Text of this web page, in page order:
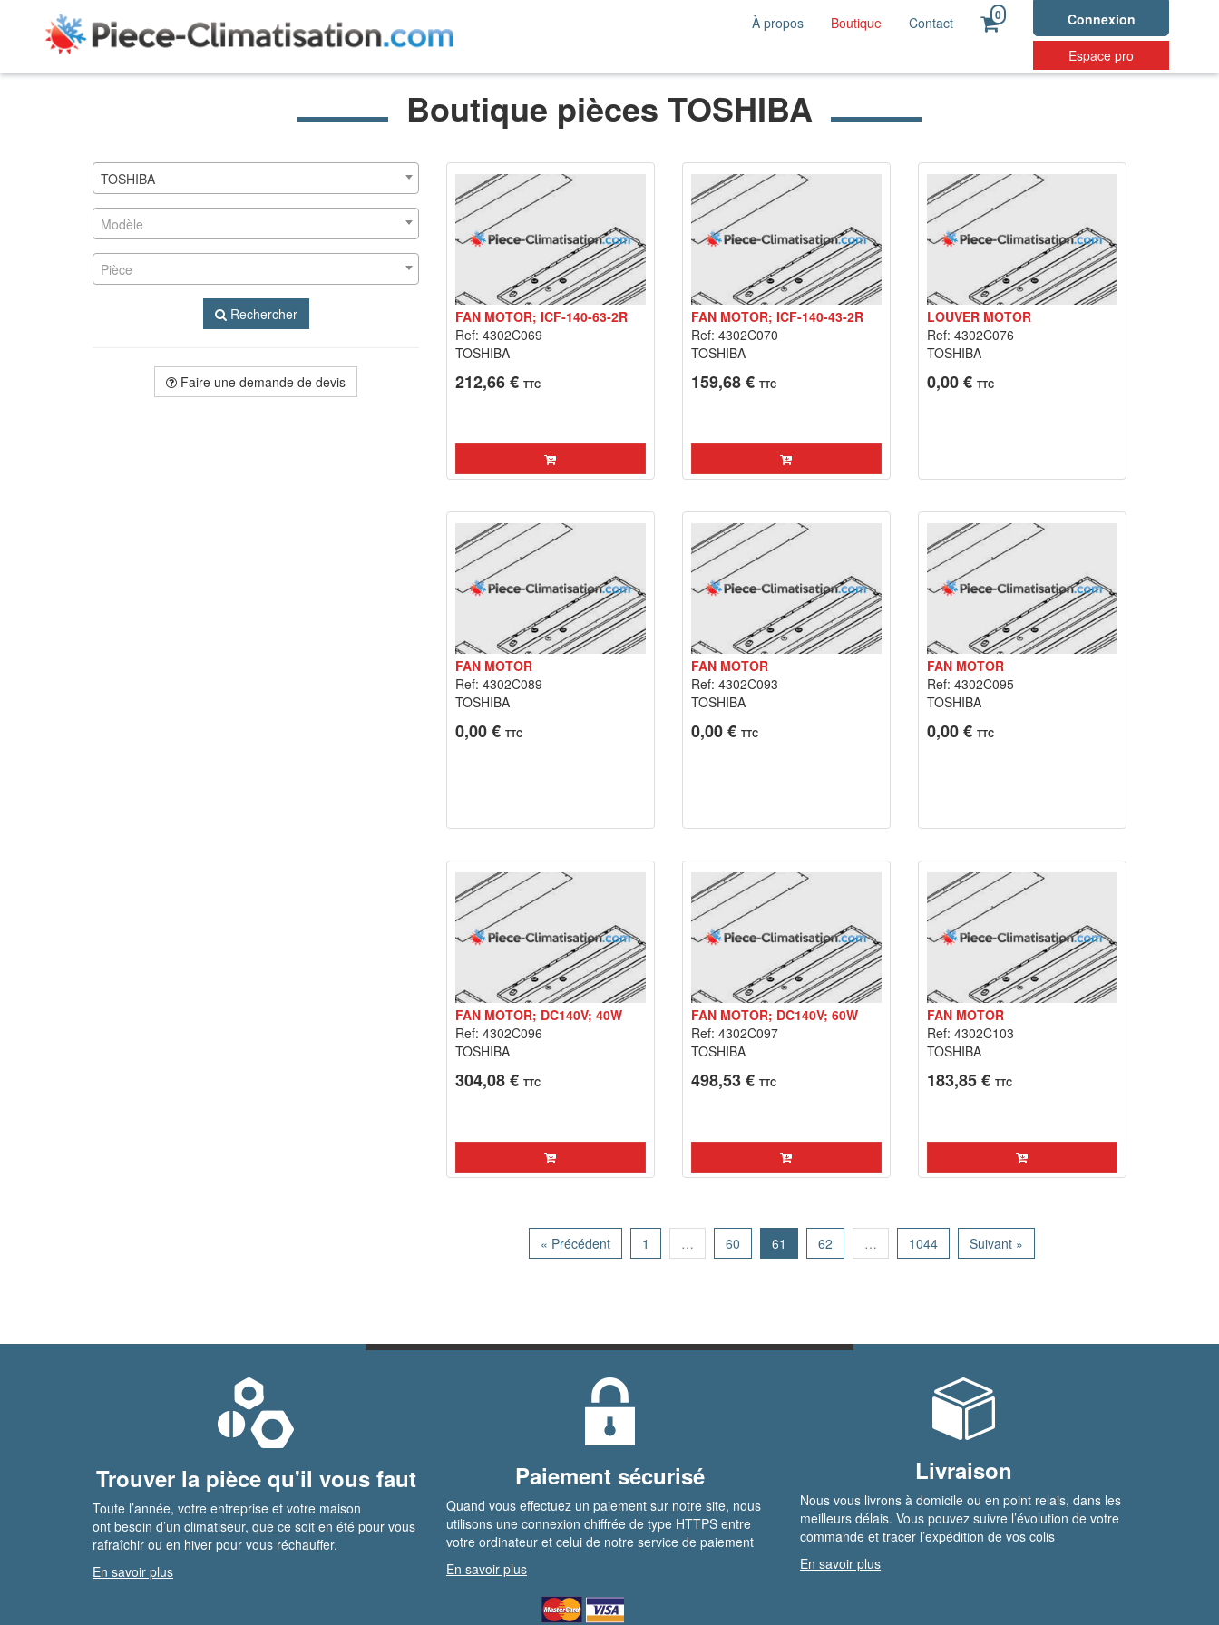
Connexion
Espace pro
À propos Boutique Contact 0
Boutique pièces TOSHIBA
FAN MOTOR; ICF-140-63-2R
Ref: 4302C069
TOSHIBA
212,66 € TTC
FAN MOTOR; ICF-140-43-2R
Ref: 4302C070
TOSHIBA
159,68 € TTC
LOUVER MOTOR
Ref: 4302C076
TOSHIBA
0,00 € TTC
FAN MOTOR
Ref: 4302C089
TOSHIBA
0,00 € TTC
FAN MOTOR
Ref: 4302C093
TOSHIBA
0,00 € TTC
FAN MOTOR
Ref: 4302C095
TOSHIBA
0,00 € TTC
FAN MOTOR; DC140V; 40W
Ref: 4302C096
TOSHIBA
304,08 € TTC
FAN MOTOR; DC140V; 60W
Ref: 4302C097
TOSHIBA
498,53 € TTC
FAN MOTOR
Ref: 4302C103
TOSHIBA
183,85 € TTC
« Précédent 1 … 60 61 62 … 1044 Suivant »
TOSHIBA
Modèle
Pièce
Rechercher
Faire une demande de devis
Trouver la pièce qu'il vous faut
Toute l’année, votre entreprise et votre maison
ont besoin d’un climatiseur, que ce soit en été pour vous
rafraîchir ou en hiver pour vous réchauffer.
En savoir plus
Paiement sécurisé
Quand vous effectuez un paiement sur notre site, nous
utilisons une connexion chiffrée de type HTTPS entre
votre ordinateur et celui de notre service de paiement
En savoir plus
Livraison
Nous vous livrons à domicile ou en point relais, dans les
meilleurs délais. Vous pouvez suivre l’évolution de votre
commande et tracer l’expédition de vos colis
En savoir plus